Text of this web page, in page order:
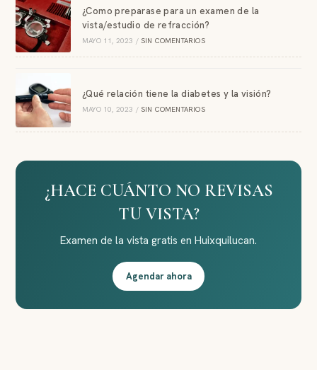
¿Como preparase para un examen de la
vista/estudio de refracción?
MAYO 11, 2023 / SIN COMENTARIOS
¿Qué relación tiene la diabetes y la visión?
MAYO 10, 2023 / SIN COMENTARIOS
¿HACE CUÁNTO NO REVISAS
TU VISTA?
Examen de la vista gratis en Huixquilucan.
Agendar ahora